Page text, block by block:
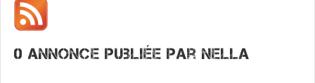
0 annonce publiée par NELLA